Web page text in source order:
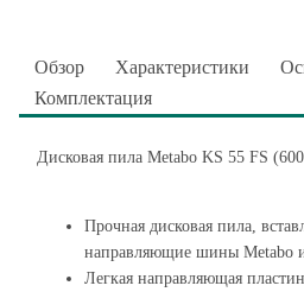
Обзор Характеристики
Комплектация
Дисковая пила Metabo KS 55 FS
Прочная дисковая пила,
направляющие шины Metabo
Легкая направляющая